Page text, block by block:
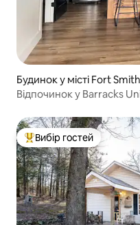
Будинок у місті Fort Smith
Відпочинок у Barracks
Топ вибір гостей
Вибір гостей